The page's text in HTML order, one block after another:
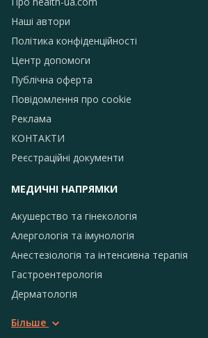
Наші автори
Політика конфіденційності
Центр допомоги
Публічна оферта
Повідомлення про сookie
Реклама
КОНТАКТИ
Реєстраційні документи
МЕДИЧНІ НАПРЯМКИ
Акушерство та гінекологія
Алергологія та імунологія
Анестезіологія та інтенсивна терапія
Гастроентерологія
Дерматологія
Більше